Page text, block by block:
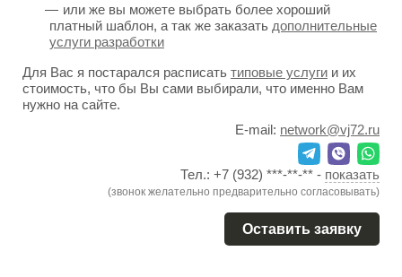
или же вы можете выбрать более хороший
платный шаблон, а так же заказать дополнительные
услуги разработки
Для Вас я постарался расписать типовые услуги и их
стоимость, что бы Вы сами выбирали, что именно Вам
нужно на сайте.
E-mail: network@vj72.ru
Тел.: +7 (932) ***-**-** - показать
(звонок желательно предварительно согласовывать)
Оставить заявку